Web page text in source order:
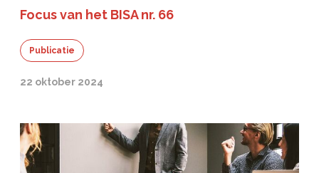
Focus van het BISA nr. 66
Publicatie
22 oktober 2024